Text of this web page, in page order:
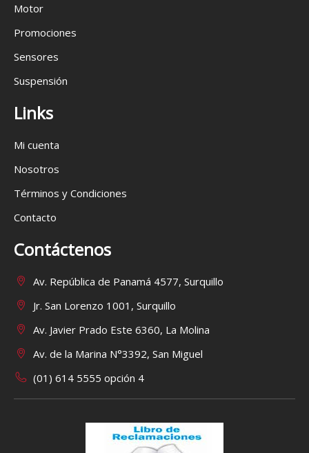
Motor
Promociones
Sensores
Suspensión
Links
Mi cuenta
Nosotros
Términos y Condiciones
Contacto
Contáctenos
Av. República de Panamá 4577, Surquillo
Jr. San Lorenzo 1001, Surquillo
Av. Javier Prado Este 6360, La Molina
Av. de la Marina N°3392, San Miguel
(01) 614 5555 opción 4